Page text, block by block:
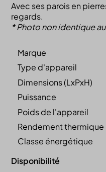
Avec ses parois en
regards.
* Photo non identique
Marque
Type d'appareil
Dimensions (LxPxH)
Puissance
Poids de l'appareil
Rendement thermique
Classe énergétique
Disponibilité